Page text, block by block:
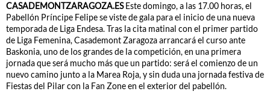
CASADEMONTZARAGOZA.ESEste domingo, a las 17.00 horas, el
Pabellón Príncipe Felipe se viste de gala para el inicio de una nueva
temporada de Liga Endesa. Tras la cita matinal con el primer partido
de Liga Femenina, Casademont Zaragoza arrancará el curso ante
Baskonia, uno de los grandes de la competición, en una primera
jornada que será mucho más que un partido: será el comienzo de un
nuevo camino junto a la Marea Roja, y sin duda una jornada festiva de
Fiestas del Pilar con la Fan Zone en el exterior del pabellón.